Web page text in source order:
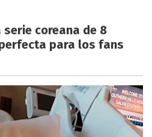
serie coreana de 8
para los fans